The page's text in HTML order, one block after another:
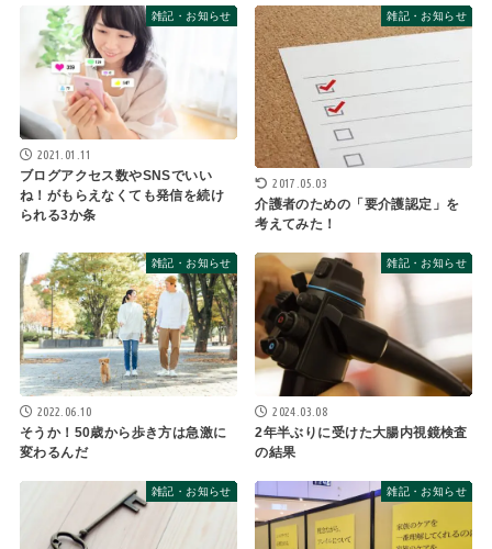
雑記・お知らせ
2021.01.11
ブログアクセス数やSNSでいい
ね！がもらえなくても発信を続け
られる3か条
雑記・お知らせ
2017.05.03
介護者のための「要介護認定」を
考えてみた！
雑記・お知らせ
2022.06.10
そうか！50歳から歩き方は急激に
変わるんだ
雑記・お知らせ
2024.03.08
2年半ぶりに受けた大腸内視鏡検査
の結果
雑記・お知らせ 雑記・お知らせ